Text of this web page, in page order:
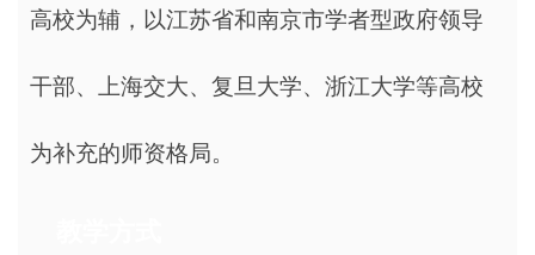
高校为辅，以江苏省和南京市学者型政府领导
干部、上海交大、复旦大学、浙江大学等高校
为补充的师资格局。